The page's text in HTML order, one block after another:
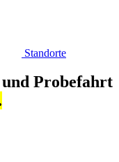
Standorte
Probefahrt